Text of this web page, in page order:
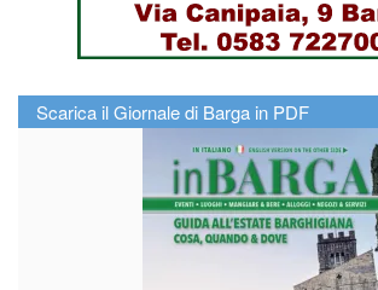
Scarica il Giornale di Barga in PDF